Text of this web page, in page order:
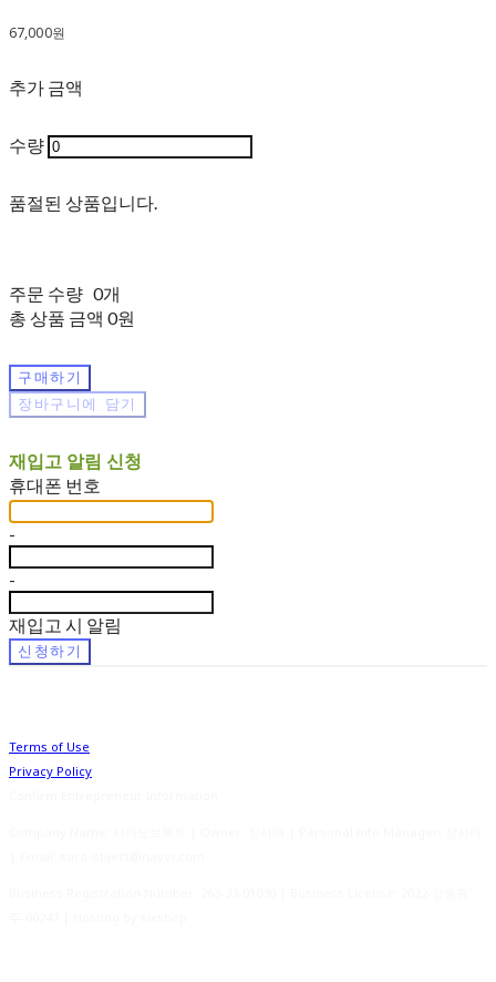
67,000원
추가 금액
수량
품절된 상품입니다.
주문 수량 0개
총 상품 금액 0원
구매하기
장바구니에 담기
재입고 알림 신청
휴대폰 번호
-
-
재입고 시 알림
신청하기
Terms of Use
Privacy Policy